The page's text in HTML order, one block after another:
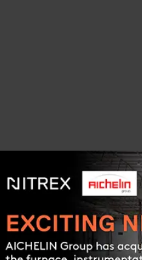
SERIA
PRÓŻNIOWYCH